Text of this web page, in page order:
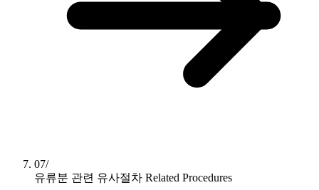
07/
유류분 관련 유사절차 Related Procedures